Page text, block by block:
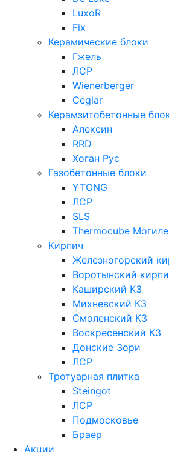
LuxoR
Fix
Керамические блоки
Гжель
ЛСР
Wienerberger
Ceglar
Керамзитобетонные
Алексин
RRD
Хоган Рус
Газобетонные блоки
YTONG
ЛСР
SLS
Thermocube
Кирпич
Железногорский
Воротынский
Каширский КЗ
Михневский КЗ
Смоленский КЗ
Воскресенский КЗ
Донские Зори
ЛСР
Тротуарная плитка
Steingot
ЛСР
Подмосковье
Браер
Акции